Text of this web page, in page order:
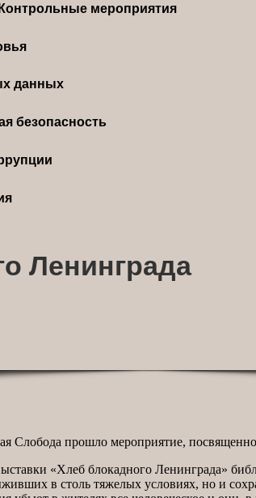
мероприятия
данных
безопасность
Ленинграда
Слобода прошло мероприятие,
«Хлеб блокадного Ленинграда»
в столь тяжелых условиях, но и